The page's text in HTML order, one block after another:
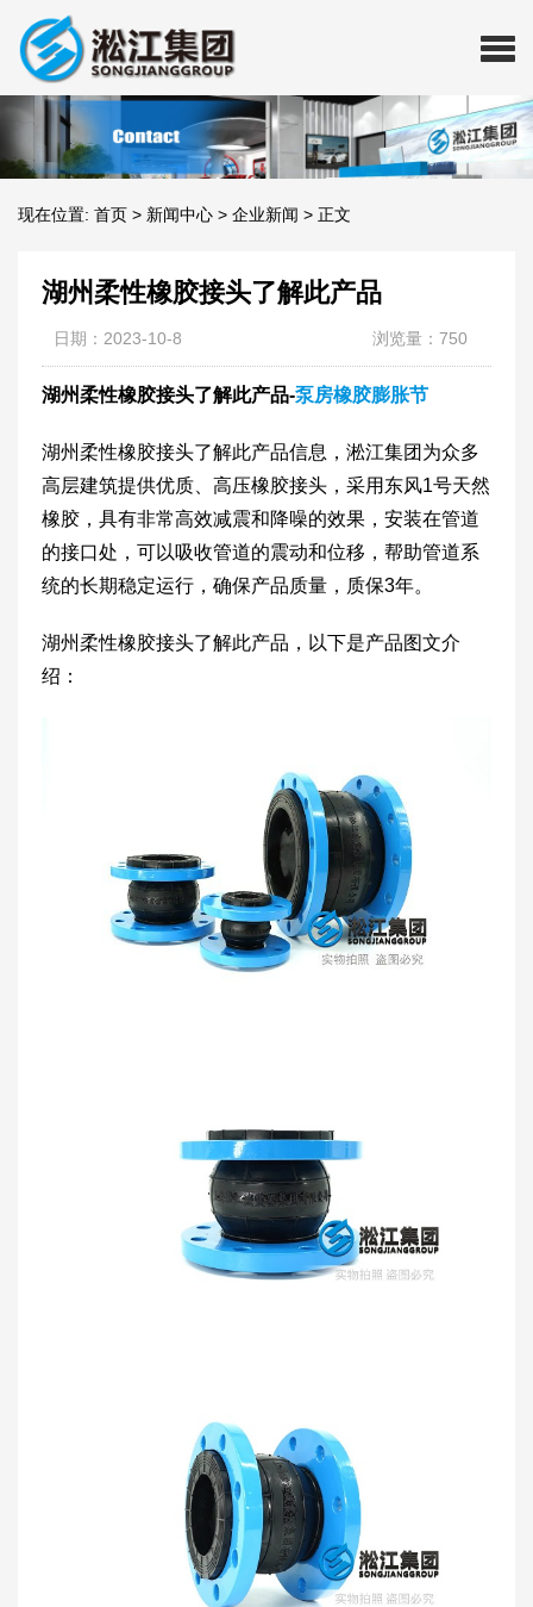
现在位置: 首页 > 新闻中心 > 企业新闻 > 正文
湖州柔性橡胶接头了解此产品
日期：2023-10-8 浏览量：750
湖州柔性橡胶接头了解此产品-泵房橡胶膨胀节
湖州柔性橡胶接头了解此产品信息，淞江集团为众多
高层建筑提供优质、高压橡胶接头，采用东风1号天然
橡胶，具有非常高效减震和降噪的效果，安装在管道
的接口处，可以吸收管道的震动和位移，帮助管道系
统的长期稳定运行，确保产品质量，质保3年。
湖州柔性橡胶接头了解此产品，以下是产品图文介
绍：